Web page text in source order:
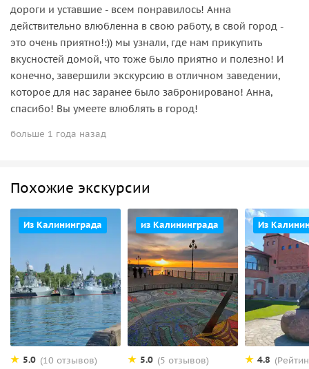
дороги и уставшие - всем понравилось! Анна
действительно влюбленна в свою работу, в свой город -
это очень приятно!:)) мы узнали, где нам прикупить
вкусностей домой, что тоже было приятно и полезно! И
конечно, завершили экскурсию в отличном заведении,
которое для нас заранее было забронировано! Анна,
спасибо! Вы умеете влюблять в город!
больше 1 года назад
Похожие экскурсии
Из Калининграда
5.0 (10 отзывов)
из Калининграда
5.0 (5 отзывов)
Из
4.8